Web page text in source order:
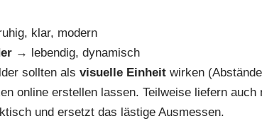
klar, modern
→ lebendig, dynamisch
sollten als visuelle Einheit wirken
online erstellen lassen. Teilweise liefern
und ersetzt das lästige Ausmessen.